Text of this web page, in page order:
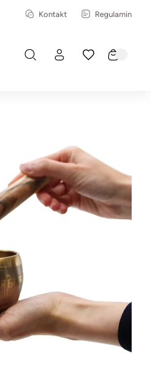
Kontakt Regulamin